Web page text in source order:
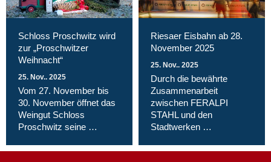
Schloss Proschwitz wird
zur „Proschwitzer
Weihnacht“
25. Nov.. 2025
Vom 27. November bis
30. November öffnet das
Weingut Schloss
Proschwitz seine …
Riesaer Eisbahn ab 28.
November 2025
25. Nov.. 2025
Durch die bewährte
Zusammenarbeit
zwischen FERALPI
STAHL und den
Stadtwerken …